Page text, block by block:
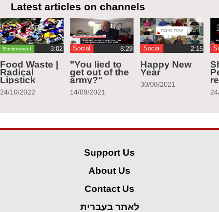
Latest articles on channels
Environment ‏3:02
Food Waste |
Radical
Lipstick
24/10/2022
Social
"You lied to
get out of the
army?"
14/09/2021
Social ‏2:15
Happy New
Year
30/08/2021
Support Us
About Us
Contact Us
לאתר בעברית